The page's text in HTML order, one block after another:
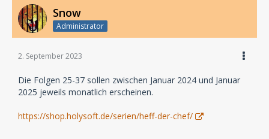
Snow
Administrator
2. September 2023
Die Folgen 25-37 sollen zwischen Januar 2024 und Januar
2025 jeweils monatlich erscheinen.
https://shop.holysoft.de/serien/heff-der-chef/